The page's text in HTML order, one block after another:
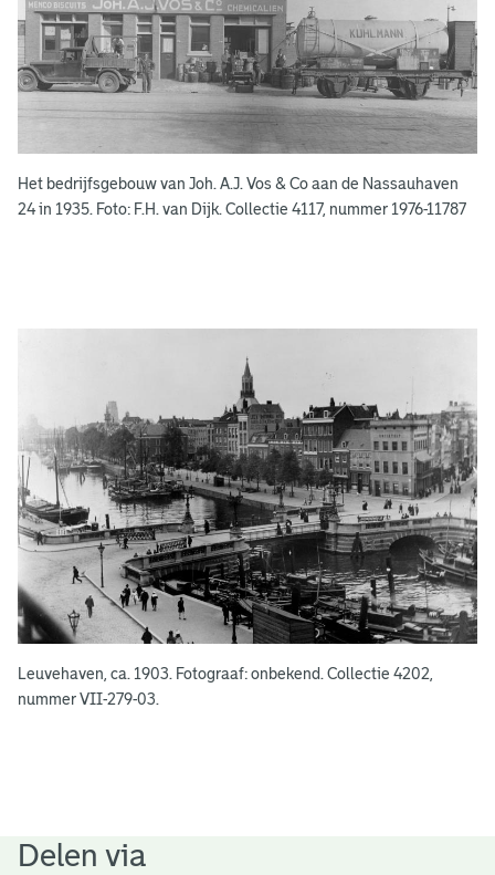
b
o
e
e
n
Het bedrijfsgebouw van Joh. A.J. Vos & Co aan de Nassauhaven
24 in 1935. Foto: F.H. van Dijk. Collectie 4117, nummer 1976-11787
n
Leuvehaven, ca. 1903. Fotograaf: onbekend. Collectie 4202,
nummer VII-279-03.
Delen via